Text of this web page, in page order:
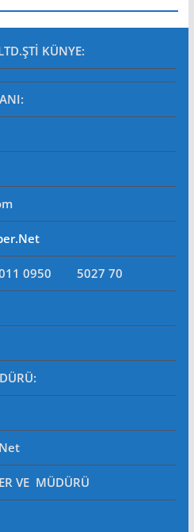
KÜNYE:
0950 5027 70
:
VE MÜDÜRÜ